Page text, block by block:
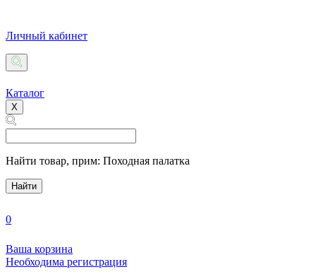
Личный кабинет
Каталог
X
Найти товар, прим: Походная палатка
Найти
0
Ваша корзина
Необходима регистрация